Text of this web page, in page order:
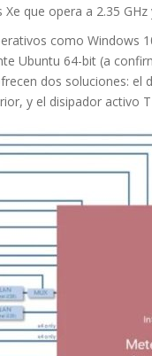
que opera a 2.35 GHz
como Windows
Ubuntu 64-bit (a
dos soluciones: el
y el disipador activo